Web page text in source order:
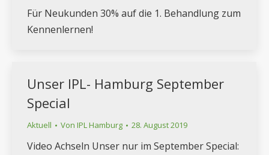
Für Neukunden 30% auf die 1. Behandlung zum
Kennenlernen!
Unser IPL- Hamburg September
Special
Aktuell Von IPL Hamburg 28. August 2019
Video Achseln Unser nur im September Special: